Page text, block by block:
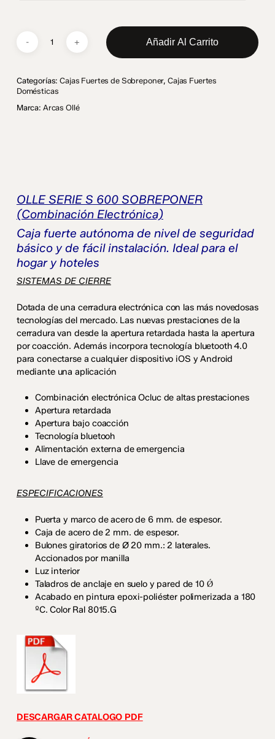
No hay productos en el carrito.
Añadir Al Carrito
Categorías:Cajas Fuertes de Sobreponer, Cajas Fuertes
Domésticas
Marca: Arcas Ollé
OLLE SERIE S 600 SOBREPONER
(Combinación Electrónica)
Caja fuerte autónoma de nivel de seguridad
básico y de fácil instalación. Ideal para el
hogar y hoteles
SISTEMAS DE CIERRE
Dotada de una cerradura electrónica con las más novedosas
tecnologías del mercado. Las nuevas prestaciones de la
cerradura van desde la apertura retardada hasta la apertura
por coacción. Además incorpora tecnología bluetooth 4.0
para conectarse a cualquier dispositivo iOS y Android
mediante una aplicación
Combinación electrónica Ocluc de altas prestaciones
Apertura retardada
Apertura bajo coacción
Tecnología bluetooh
Alimentación externa de emergencia
Llave de emergencia
ESPECIFICACIONES
Puerta y marco de acero de 6 mm. de espesor.
Caja de acero de 2 mm. de espesor.
Bulones giratorios de Ø 20 mm.: 2 laterales.
Accionados por manilla
Luz interior
Taladros de anclaje en suelo y pared de 10 Ǿ
Acabado en pintura epoxi-poliéster polimerizada a 180
ºC. Color Ral 8015.G
DESCARGAR CATALOGO PDF